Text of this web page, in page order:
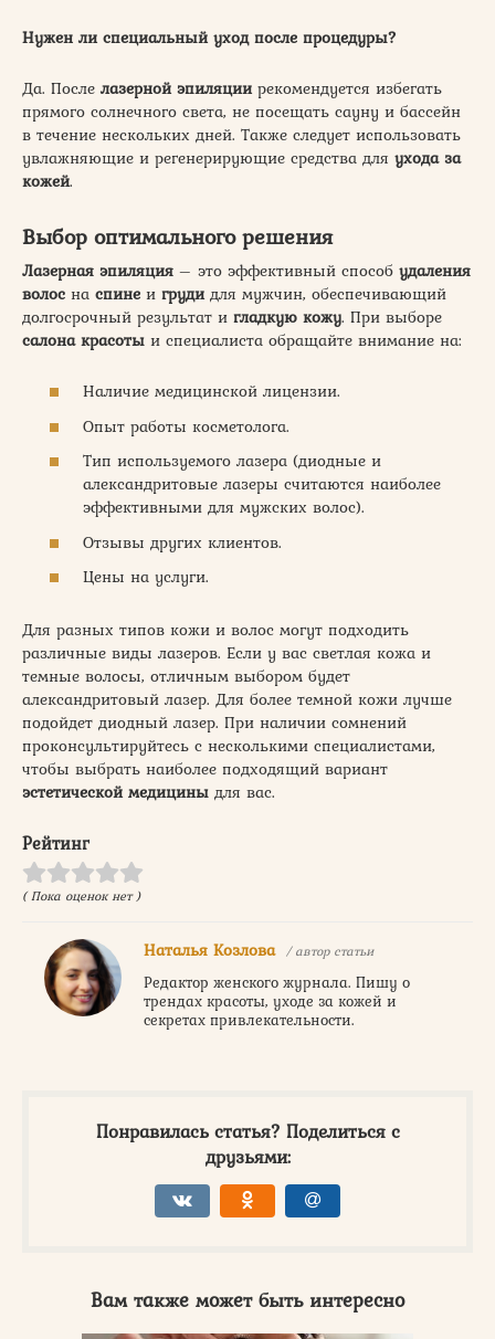
Нужен ли специальный уход после процедуры?
Да. После лазерной эпиляциирекомендуется избегать
прямого солнечного света, не посещать сауну и бассейн
в течение нескольких дней. Также следует использовать
увлажняющие и регенерирующие средства для ухода за
кожей.
Выбор оптимального решения
Лазерная эпиляция – это эффективный способ удаления
волос на спине и грудидля мужчин, обеспечивающий
долгосрочный результат и гладкую кожу. При выборе
салона красоты и специалиста обращайте внимание на:
Наличие медицинской лицензии.
Опыт работы косметолога.
Тип используемого лазера (диодные и
александритовые лазеры считаются наиболее
эффективными для мужских волос).
Отзывы других клиентов.
Цены на услуги.
Для разных типов кожи и волос могут подходить
различные виды лазеров. Если у вас светлая кожа и
темные волосы, отличным выбором будет
александритовый лазер. Для более темной кожи лучше
подойдет диодный лазер. При наличии сомнений
проконсультируйтесь с несколькими специалистами,
чтобы выбрать наиболее подходящий вариант
эстетической медицины для вас.
Рейтинг
( Пока оценок нет )
Наталья Козлова / автор статьи
Редактор женского журнала. Пишу о
трендах красоты, уходе за кожей и
секретах привлекательности.
Понравилась статья? Поделиться с
друзьями:
Вам также может быть интересно